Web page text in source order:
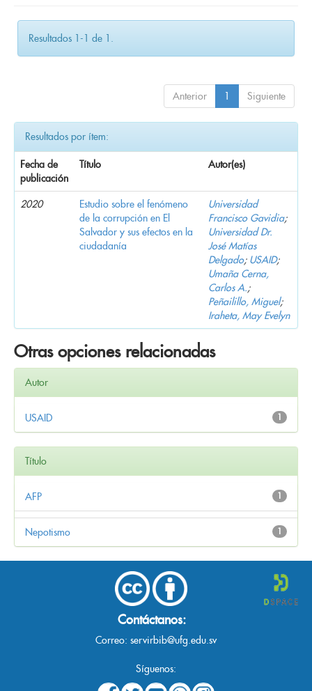
Resultados 1-1 de 1.
Anterior 1 Siguiente
Resultados por ítem:
Fecha de
publicación
Título Autor(es)
2020
Estudio sobre el fenómeno
de la corrupción en El
Salvador y sus efectos en la
ciudadanía
Universidad
Francisco Gavidia;
Universidad Dr.
José Matías
Delgado; USAID;
Umaña Cerna,
Carlos A.;
Peñailillo, Miguel;
Iraheta, May Evelyn
Otras opciones relacionadas
Autor
1
USAID
Título
1
AFP
1
Nepotismo
Contáctanos:
Correo: servirbib@ufg.edu.sv
Síguenos: